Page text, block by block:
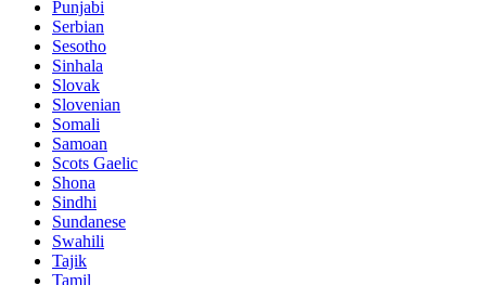
Punjabi
Serbian
Sesotho
Sinhala
Slovak
Slovenian
Somali
Samoan
Scots Gaelic
Shona
Sindhi
Sundanese
Swahili
Tajik
Tamil